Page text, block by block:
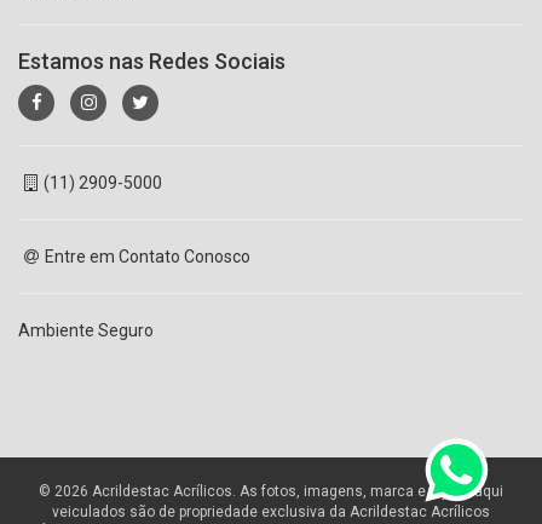
Estamos nas Redes Sociais
(11) 2909-5000
Entre em Contato Conosco
Ambiente Seguro
© 2026 Acrildestac Acrílicos. As fotos, imagens, marca e layout aqui
veiculados são de propriedade exclusiva da Acrildestac Acrílicos